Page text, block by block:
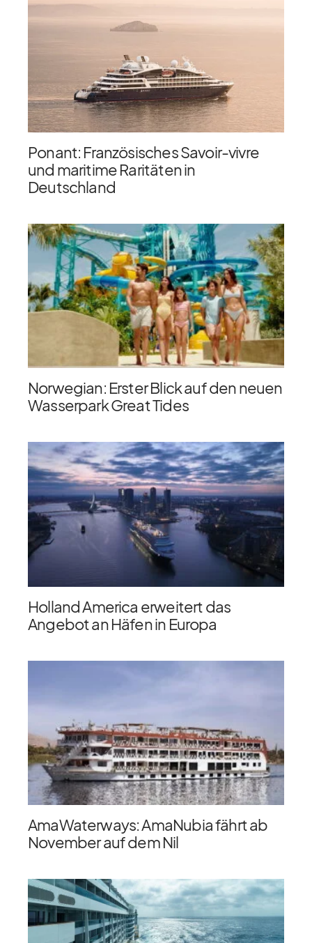
Ponant: Französisches Savoir-vivre
und maritime Raritäten in
Deutschland
Norwegian: Erster Blick auf den neuen
Wasserpark Great Tides
Holland America erweitert das
Angebot an Häfen in Europa
AmaWaterways: AmaNubia fährt ab
November auf dem Nil